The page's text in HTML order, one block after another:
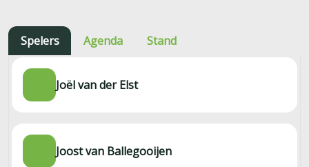
Spelers Agenda Stand
Joël van der Elst
Joost van Ballegooijen